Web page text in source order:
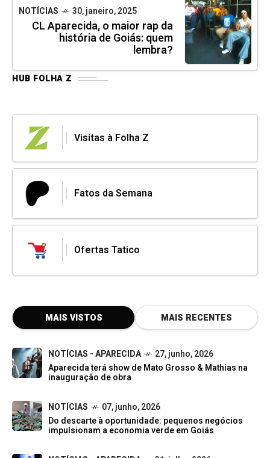
NOTÍCIAS 30, janeiro, 2025
CL Aparecida, o maior rap da
história de Goiás: quem
lembra?
HUB FOLHA Z
Visitas à Folha Z
Fatos da Semana
Ofertas Tatico
MAIS VISTOS MAIS RECENTES
NOTÍCIAS - APARECIDA
27, junho, 2026
Aparecida terá show de Mato Grosso & Mathias na
inauguração de obra
NOTÍCIAS
07, junho, 2026
Do descarte à oportunidade: pequenos negócios
impulsionam a economia verde em Goiás